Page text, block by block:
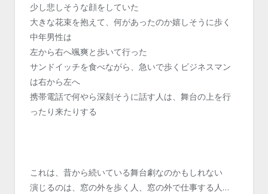
少し悲しそうな顔をしていた
大きな花束を抱えて、何があったのか嬉しそうに歩く
中年男性は
左から右へ颯爽と歩いて行った
サンドイッチを食べながら、急いで歩くビジネスマン
は右から左へ
携帯電話で何やら深刻そうに話す人は、舞台の上を行
ったり来たりする
これは、昔から続いている舞台劇なのかもしれない
演じるのは、窓の外を歩く人、窓の外で仕事する人…